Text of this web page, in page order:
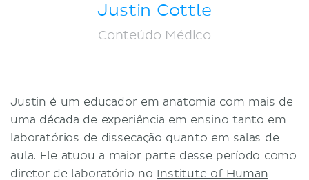
Vagas de empregos
Contato
Registro
Termos e Condições
Justin Cottle
Conteúdo Médico
Justin é um educador em anatomia com mais de
uma década de experiência em ensino tanto em
laboratórios de dissecação quanto em salas de
aula. Ele atuou a maior parte desse período como
diretor de laboratório no Institute of Human